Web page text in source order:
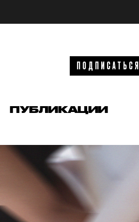
ПОДПИСАТЬСЯ
ПУБЛИКАЦИИ